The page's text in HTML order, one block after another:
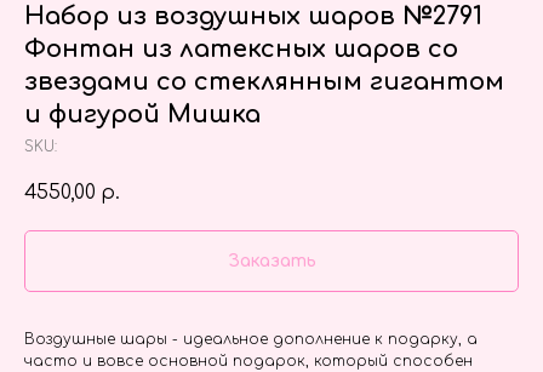
Набор из воздушных шаров №2791
Фонтан из латексных шаров со
звездами со стеклянным гигантом
и фигурой Мишка
SKU:
4550,00 р.
Заказать
Воздушные шары - идеальное дополнение к подарку, а
часто и вовсе основной подарок, который способен